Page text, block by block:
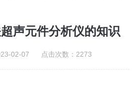
声元件分析仪的知识
02-07 点击次数：2273